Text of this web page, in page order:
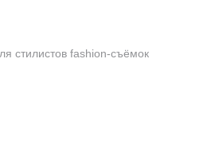
стилистов fashion-съёмок